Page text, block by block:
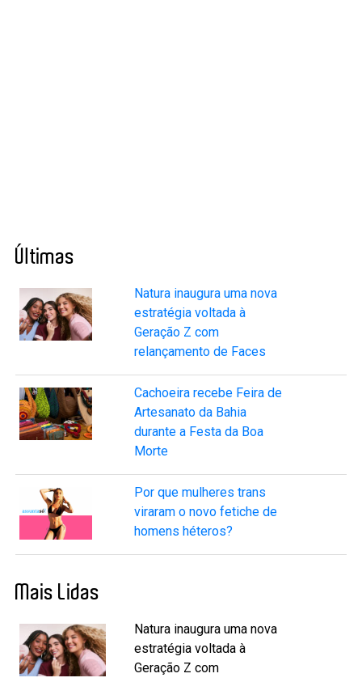
Últimas
Natura inaugura uma nova
estratégia voltada à
Geração Z com
relançamento de Faces
Cachoeira recebe Feira de
Artesanato da Bahia
durante a Festa da Boa
Morte
Por que mulheres trans
viraram o novo fetiche de
homens héteros?
Mais Lidas
Natura inaugura uma nova
estratégia voltada à
Geração Z com